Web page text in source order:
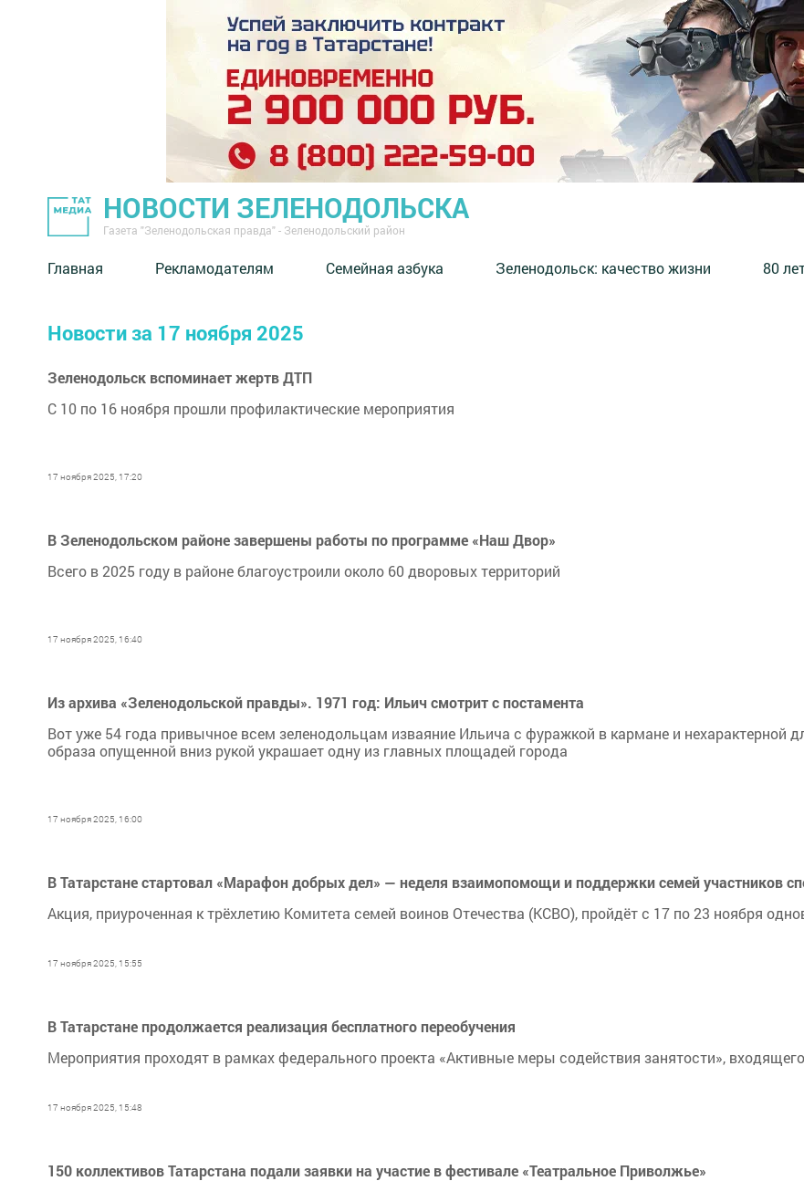
НОВОСТИ ЗЕЛЕНОДОЛЬСКА
Газета "Зеленодольская правда" - Зеленодольский район
Главная Рекламодателям Семейная азбука ⁠Зеленодольск: качество жизни 80
Новости за 17 ноября 2025
Зеленодольск вспоминает жертв ДТП
С 10 по 16 ноября прошли профилактические мероприятия
17 ноября 2025, 17:20
В Зеленодольском районе завершены работы по программе «Наш Двор»
Всего в 2025 году в районе благоустроили около 60 дворовых территорий
17 ноября 2025, 16:40
Из архива «Зеленодольской правды». 1971 год: Ильич смотрит с постамента
Вот уже 54 года привычное всем зеленодольцам изваяние Ильича с фуражкой в кармане и нехарактерной
образа опущенной вниз рукой украшает одну из главных площадей города
17 ноября 2025, 16:00
В Татарстане стартовал «Марафон добрых дел» — неделя взаимопомощи и поддержки семей участников
Акция, приуроченная к трёхлетию Комитета семей воинов Отечества (КСВО), пройдёт с 17 по 23 ноября
17 ноября 2025, 15:55
В Татарстане продолжается реализация бесплатного переобучения
Мероприятия проходят в рамках федерального проекта «Активные меры содействия занятости»,
17 ноября 2025, 15:48
150 коллективов Татарстана подали заявки на участие в фестивале «Театральное Приволжье»